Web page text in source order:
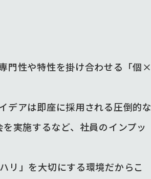
門性や特性を掛け合わせる「個×
デアは即座に採用される圧倒的な
実施するなど、社員のインプッ
リ」を大切にする環境だからこ